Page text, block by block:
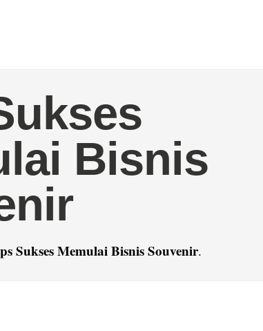
Bisnis
Sukses Memulai Bisnis Souvenir.